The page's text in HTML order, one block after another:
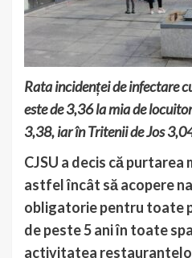
Rata incidenței de infectare
este de 3,36 la mia de
3,38, iar în Tritenii de Jos
CJSU a decis că
astfel încât să acopere
obligatorie pentru toate
de peste 5 ani în toate
activitatea